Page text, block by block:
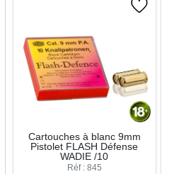
Cartouches à blanc 9mm
Pistolet FLASH Défense
WADIE /10
Réf : 845